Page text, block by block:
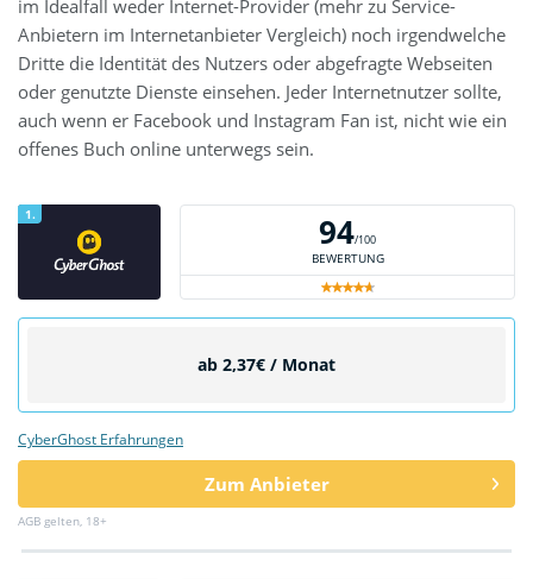
im Idealfall weder Internet-Provider (mehr zu Service-
Anbietern im Internetanbieter Vergleich) noch irgendwelche
Dritte die Identität des Nutzers oder abgefragte Webseiten
oder genutzte Dienste einsehen. Jeder Internetnutzer sollte,
auch wenn er Facebook und Instagram Fan ist, nicht wie ein
offenes Buch online unterwegs sein.
1. 94/100
BEWERTUNG
ab 2,37€ / Monat
CyberGhost Erfahrungen
Zum Anbieter
AGB gelten, 18+